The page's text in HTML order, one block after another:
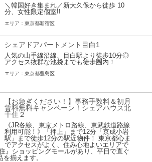
＼韓国好き集まれ／新大久保から徒歩 10
分、女性限定個室!!
エリア：東京都新宿区
シェアドアパートメント目白1
人気の山手線沿線、目白駅より徒歩10分◎
アクセス抜群な池袋までも徒歩圏内！
エリア：東京都豊島区
【お急ぎください！】事務手数料＆初月
賃料無料キャンペーン！シェアハウス北
千住２
《JR各線、東京メトロ路線、東武鉄道路線
利用可能！》「押上」まで12分「京成小岩
駅」まで徒歩12分の駅近物件！ 東京都心ま
でアクセスがよく、住み心地よいエリアで
』ショッピングモールがあり、平日で直ぐ
揃えます。